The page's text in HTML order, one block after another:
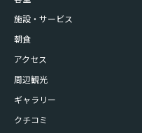
施設・サービス
朝食
アクセス
周辺観光
ギャラリー
クチコミ